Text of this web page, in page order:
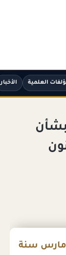
العلمية الأخبار
القانون رقم 13 لسنة 1933بشأن
الوقائع المصرية - العدد - في 27 مارس سنة